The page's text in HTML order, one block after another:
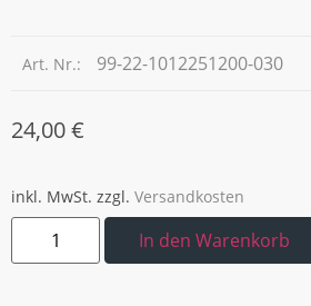
Art. Nr.: 99-22-1012251200-030
24,00€
inkl. MwSt. zzgl. Versandkosten
In den Warenkorb